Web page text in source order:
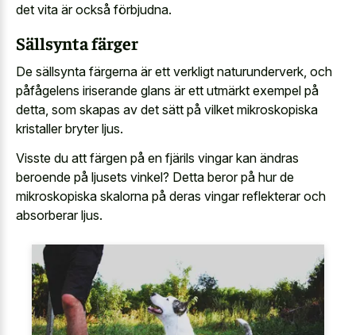
det vita är också förbjudna.
Sällsynta färger
De sällsynta färgerna är ett verkligt naturunderverk, och
påfågelens iriserande glans är ett utmärkt exempel på
detta, som skapas av det sätt på vilket mikroskopiska
kristaller bryter ljus.
Visste du att färgen på en fjärils vingar kan ändras
beroende på ljusets vinkel? Detta beror på hur de
mikroskopiska skalorna på deras vingar reflekteraroch
absorberar ljus.